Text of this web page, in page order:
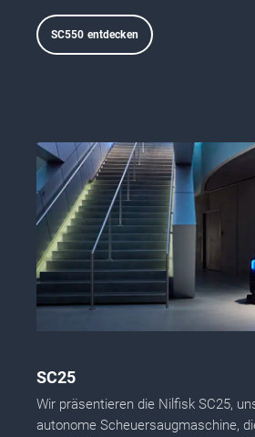
SC550 entdecken
SC25
Wir präsentieren die Nilfisk SC25,
autonome Scheuersaugmaschine,